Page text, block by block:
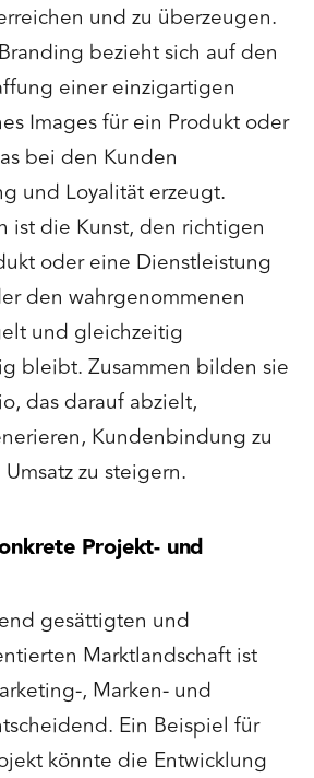
und zu überzeugen.
bezieht sich auf den
einer einzigartigen
Images für ein Produkt oder
bei den Kunden
und Loyalität erzeugt.
ist die Kunst, den richtigen
oder eine Dienstleistung
den wahrgenommenen
und gleichzeitig
bleibt. Zusammen bilden sie
das darauf abzielt,
Kundenbindung zu
zu steigern.
Projekt- und
gesättigten und
Marktlandschaft ist
, Marken- und
Ein Beispiel für
könnte die Entwicklung